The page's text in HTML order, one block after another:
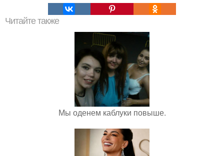
Читайте также
Мы оденем каблуки повыше.